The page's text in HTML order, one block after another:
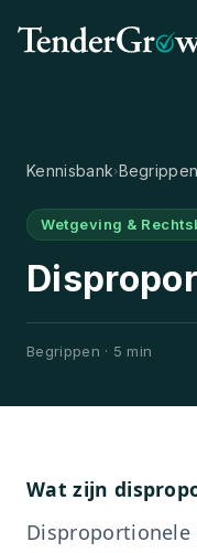
Begrippen · 5 min
Wetgeving &
Kennisbank›Begrippen
Wat zijn
Disproportionele